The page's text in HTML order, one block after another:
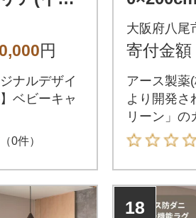
)(S106)
円
ナルデザイ
ベビーキャ
（0件）
ニ・防
マルチ
大阪府八尾
寄付金額
アース製薬
より開発さ
リーン」の
18